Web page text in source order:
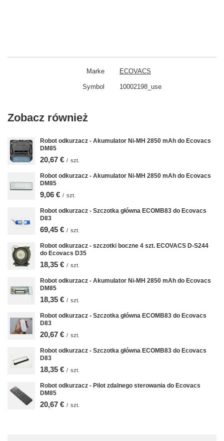
Marke ECOVACS
Symbol 10002198_use
Zobacz również
Robot odkurzacz - Akumulator Ni-MH 2850 mAh do Ecovacs
DM85
20,67 € / szt.
Robot odkurzacz - Akumulator Ni-MH 2850 mAh do Ecovacs
DM85
9,06 € / szt.
Robot odkurzacz - Szczotka główna ECOMB83 do Ecovacs
D83
69,45 € / szt.
Robot odkurzacz - szczotki boczne 4 szt. ECOVACS D-S244
do Ecovacs D35
18,35 € / szt.
Robot odkurzacz - Akumulator Ni-MH 2850 mAh do Ecovacs
DM85
18,35 € / szt.
Robot odkurzacz - Szczotka główna ECOMB83 do Ecovacs
D83
20,67 € / szt.
Robot odkurzacz - Szczotka główna ECOMB83 do Ecovacs
D83
18,35 € / szt.
Robot odkurzacz - Pilot zdalnego sterowania do Ecovacs
DM85
20,67 € / szt.